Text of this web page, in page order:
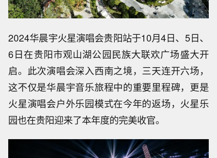
2024华晨宇火星演唱会贵阳站于10月4日、5日、
6日在贵阳市观山湖公园民族大联欢广场盛大开
启。此次演唱会深入西南之境，三天连开六场，
这不仅是华晨宇音乐旅程中的重要里程碑，更是
火星演唱会户外乐园模式在今年的返场，火星乐
园也在贵阳迎来了本年度的完美收官。